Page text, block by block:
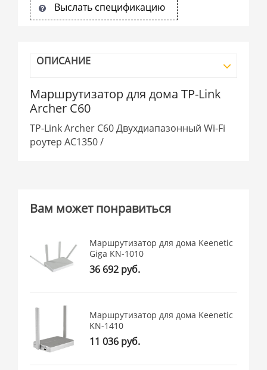
Выслать спецификацию
ОПИСАНИЕ
Маршрутизатор для дома TP-Link
Archer C60
TP-Link Archer C60 Двухдиапазонный Wi-Fi
роутер AC1350 /
Вам может понравиться
Маршрутизатор для дома Keenetic
Giga KN-1010
36 692 руб.
Маршрутизатор для дома Keenetic
KN-1410
11 036 руб.